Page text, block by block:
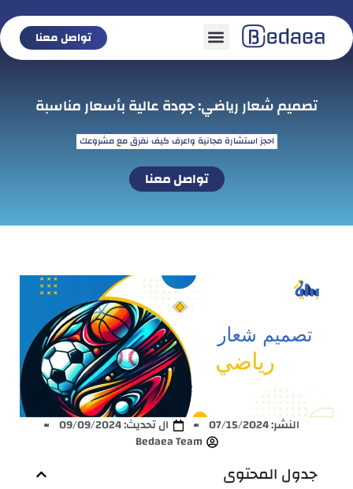
تواصل معنا
تصميم شعار رياضي: جودة عالية بأسعار مناسبة
احجز استشارة مجانية واعرف كيف نفرق مع مشروعك
تواصل معنا
النشر:07/15/2024
ال تحديث: 09/09/2024
Bedaea Team
جدول المحتوى